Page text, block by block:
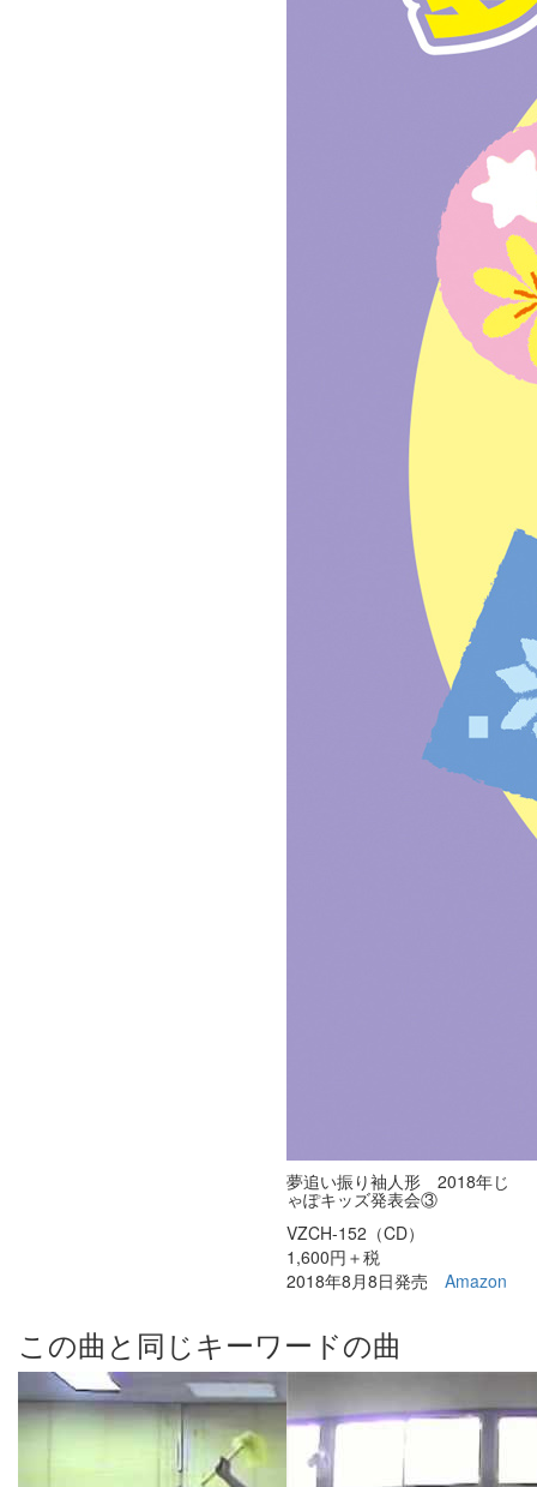
夢追い振り袖人形 2018年じ
ゃぽキッズ発表会③
VZCH-152（CD）
1,600円＋税
2018年8月8日発売 Amazon
この曲と同じキーワードの曲